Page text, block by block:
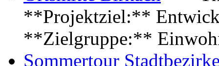
**Projektziel:**
**Zielgruppe:**
Sommertour